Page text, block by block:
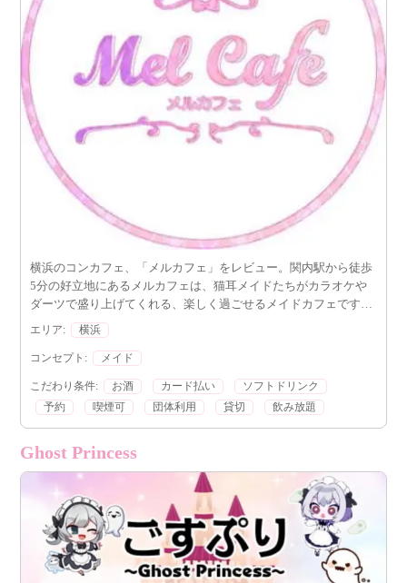
横浜のコンカフェ、「メルカフェ」をレビュー。関内駅から徒歩
5分の好立地にあるメルカフェは、猫耳メイドたちがカラオケや
ダーツで盛り上げてくれる、楽しく過ごせるメイドカフェです。
ピンクを基調とした店内で、美少女キャストによるおもてなしと
明朗な料金体系が魅力。
エリア: 横浜
コンセプト: メイド
こだわり条件: お酒 カード払い
ソフトドリンク
予約
喫煙可 団体利用 貸切 飲み放題
Ghost Princess